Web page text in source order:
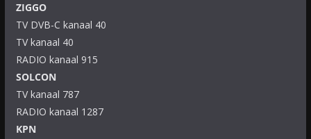
ZIGGO
TV DVB-C kanaal 40
TV kanaal 40
RADIO kanaal 915
SOLCON
TV kanaal 787
RADIO kanaal 1287
KPN